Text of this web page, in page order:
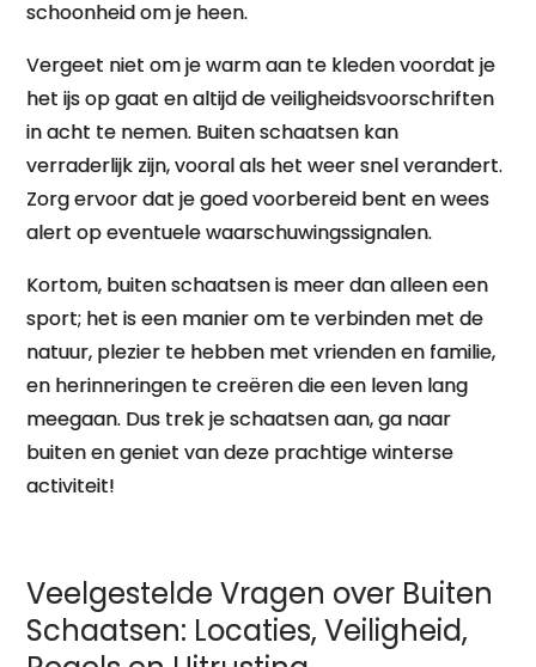
schoonheid om je heen.
Vergeet niet om je warm aan te kleden voordat je
het ijs op gaat en altijd de veiligheidsvoorschriften
in acht te nemen. Buiten schaatsen kan
verraderlijk zijn, vooral als het weer snel verandert.
Zorg ervoor dat je goed voorbereid bent en wees
alert op eventuele waarschuwingssignalen.
Kortom, buiten schaatsen is meer dan alleen een
sport; het is een manier om te verbinden met de
natuur, plezier te hebben met vrienden en familie,
en herinneringen te creëren die een leven lang
meegaan. Dus trek je schaatsen aan, ga naar
buiten en geniet van deze prachtige winterse
activiteit!
Veelgestelde Vragen over Buiten
Schaatsen: Locaties, Veiligheid,